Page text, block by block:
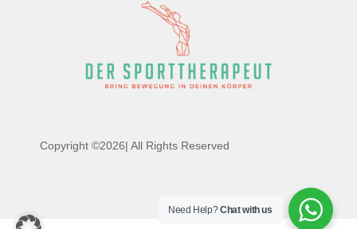
Copyright ©2026| All Rights Reserved
Need Help?Chat with us